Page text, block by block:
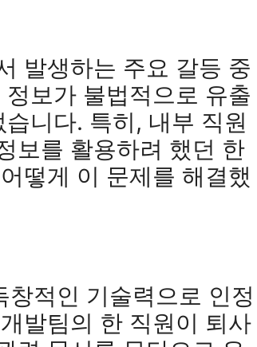
발생하는 주요 갈등 중
보가 불법적으로 유출
니다. 특히, 내부 직원
보를 활용하려 했던 한
떻게 이 문제를 해결했
적인 기술력으로 인정
발팀의 한 직원이 퇴사